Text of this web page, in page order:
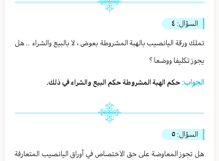
السؤال: ٤
تملك ورقة اليانصيب بالهبة المشروطة بعوض ، لا بالبيع والشراء .. هل
يجوز تكليفا ووضعا ؟
الجواب: حكم الهبة المشروطة حكم البيع والشراء في ذلك.
السؤال: ٥
هل تجوز المعاوضة على حق الاختصاص في أوراق اليانصيب المتعارفة